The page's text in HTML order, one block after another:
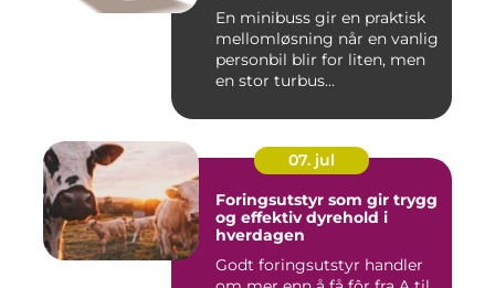
En minibuss gir en praktisk
mellomløsning når en vanlig
personbil blir for liten, men
en stor turbus...
07. jul
Foringsutstyr som gir trygg
og effektiv dyrehold i
hverdagen
Godt foringsutstyr handler